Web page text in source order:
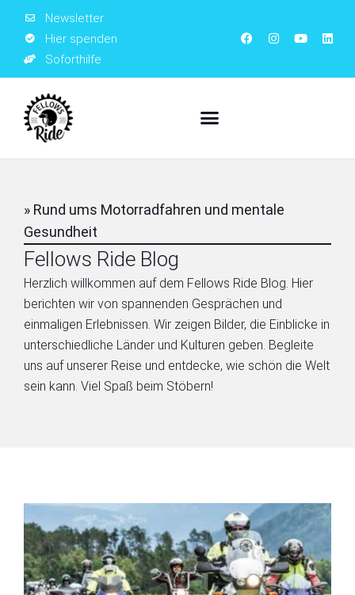
Newsletter
Hier spenden
Soforthilfe
» Rund ums Motorradfahren und mentale
Gesundheit
Fellows Ride Blog
Herzlich willkommen auf dem Fellows Ride Blog. Hier
berichten wir von spannenden Gesprächen und
einmaligen Erlebnissen. Wir zeigen Bilder, die Einblicke in
unterschiedliche Länder und Kulturen geben. Begleite
uns auf unserer Reise und entdecke, wie schön die Welt
sein kann. Viel Spaß beim Stöbern!